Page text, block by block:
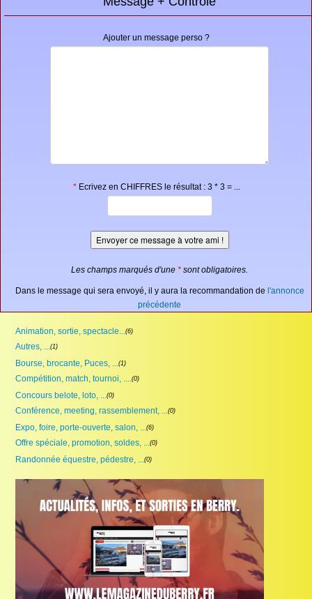
Ajouter un message perso ?
*Ecrivez en CHIFFRES le résultat : 3 * 3 = ...
Les champs marqués d'une * sont obligatoires.
Dans le message qui sera envoyé, il y aura la recommandation de l'annonce
précédente
Animation, sortie, spectacle...(6)
Autres, ...(1)
Bourse, brocante, Puces, ...(1)
Compétition, match, tournoi, ....(0)
Concours belote, loto, ...(0)
Conférence, meeting, rassemblement, ...(0)
Expo, foire, porte-ouverte, salon, ...(6)
Offre spéciale, promotion, soldes, ...(0)
Randonnée équestre, pédestre, ...(0)